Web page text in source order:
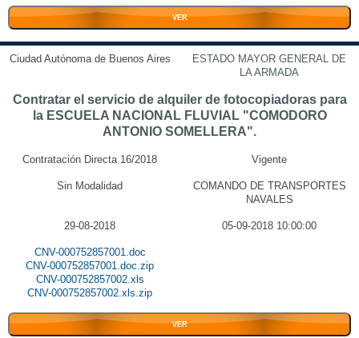
VER
Ciudad Autónoma de Buenos Aires
ESTADO MAYOR GENERAL DE
LA ARMADA
Contratar el servicio de alquiler de fotocopiadoras para
la ESCUELA NACIONAL FLUVIAL "COMODORO
ANTONIO SOMELLERA".
Contratación Directa 16/2018 Vigente
Sin Modalidad
COMANDO DE TRANSPORTES
NAVALES
29-08-2018 05-09-2018 10:00:00
CNV-000752857001.doc
CNV-000752857001.doc.zip
CNV-000752857002.xls
CNV-000752857002.xls.zip
VER